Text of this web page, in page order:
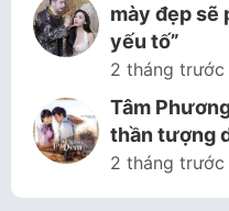
mày đẹp sẽ
yếu tố”
2 tháng trước
Tâm
thần tượng
2 tháng trước